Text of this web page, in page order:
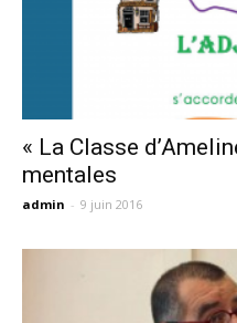
« La Classe
mentales
admin - 9 juin 2016